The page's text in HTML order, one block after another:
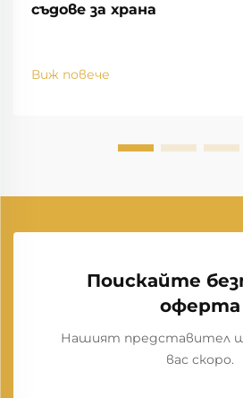
съдове за храна
Виж повече
Поискайте
оферта
Нашият представител
вас скоро.